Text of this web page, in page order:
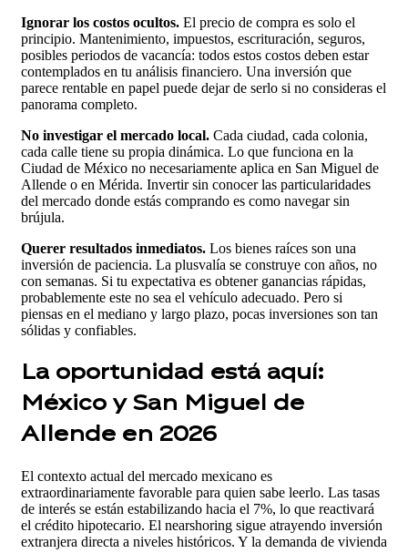
Ignorar los costos ocultos. El precio de compra es solo el
principio. Mantenimiento, impuestos, escrituración, seguros,
posibles periodos de vacancía: todos estos costos deben estar
contemplados en tu análisis financiero. Una inversión que
parece rentable en papel puede dejar de serlo si no consideras el
panorama completo.
No investigar el mercado local. Cada ciudad, cada colonia,
cada calle tiene su propia dinámica. Lo que funciona en la
Ciudad de México no necesariamente aplica en San Miguel de
Allende o en Mérida. Invertir sin conocer las particularidades
del mercado donde estás comprando es como navegar sin
brújula.
Querer resultados inmediatos. Los bienes raíces son una
inversión de paciencia. La plusvalía se construye con años, no
con semanas. Si tu expectativa es obtener ganancias rápidas,
probablemente este no sea el vehículo adecuado. Pero si
piensas en el mediano y largo plazo, pocas inversiones son tan
sólidas y confiables.
La oportunidad está aquí:
México y San Miguel de
Allende en 2026
El contexto actual del mercado mexicano es
extraordinariamente favorable para quien sabe leerlo. Las tasas
de interés se están estabilizando hacia el 7%, lo que reactivará
el crédito hipotecario. El nearshoring sigue atrayendo inversión
extranjera directa a niveles históricos. Y la demanda de vivienda